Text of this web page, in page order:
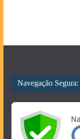
Navegação Segura: